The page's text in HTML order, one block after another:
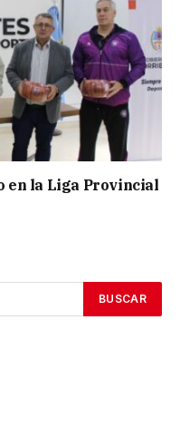
en la Liga Provincial